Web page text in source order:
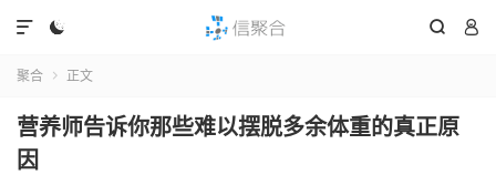
  

聚合  正文
营养师告诉你那些难以摆脱多余体重的真正原
因